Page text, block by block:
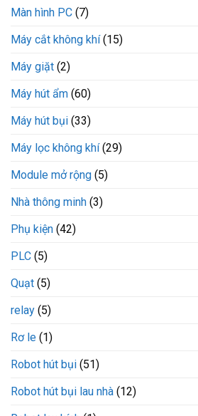
Màn hình PC (7)
Máy cắt không khí(15)
Máy giặt (2)
Máy hút ẩm (60)
Máy hút bụi (33)
Máy lọc không khí(29)
Module mở rộng (5)
Nhà thông minh (3)
Phụ kiện (42)
PLC (5)
Quạt (5)
relay (5)
Rơ le (1)
Robot hút bụi (51)
Robot hút bụi lau nhà (12)